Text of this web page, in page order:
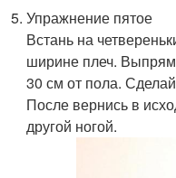
Упражнение пятое
Встань на
ширине плеч.
30 см от пола.
После вернись в
другой ногой.